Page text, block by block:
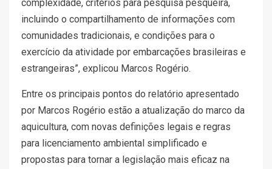
complexidade, critérios para pesquisa pesqueira,
incluindo o compartilhamento de informações com
comunidades tradicionais, e condições para o
exercício da atividade por embarcações brasileiras e
estrangeiras”, explicou Marcos Rogério.
Entre os principais pontos do relatório apresentado
por Marcos Rogério estão a atualização do marco da
aquicultura, com novas definições legais e regras
para licenciamento ambiental simplificado e
propostas para tornar a legislação mais eficaz na